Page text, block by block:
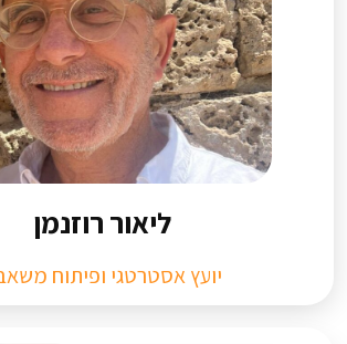
ליאור רוזנמן ​
יועץ אסטרטגי ופיתוח